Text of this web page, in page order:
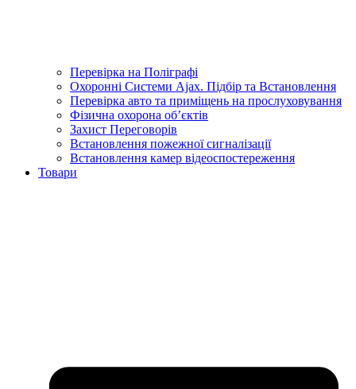
Перевірка на Поліграфі
Охоронні Системи Ajax. Підбір та Встановлення
Перевірка авто та приміщень на прослуховування
Фізична охорона об’єктів
Захист Переговорів
Встановлення пожежної сигналізації
Встановлення камер відеоспостереження
Товари